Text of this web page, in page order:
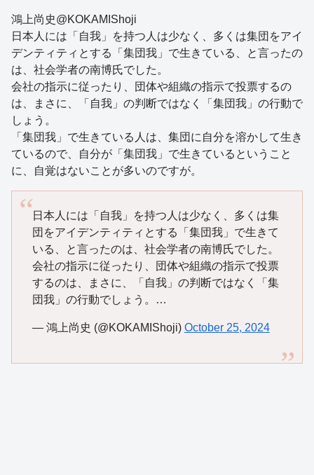
鴻上尚史@KOKAMIShoji
日本人には「自我」を持つ人は少なく、多くは集団をアイ
デンティティとする「集団我」で生きている、と言ったの
は、社会学者の南博氏でした。
会社の指示に従ったり、団体や組織の指示で投票するの
は、まさに、「自我」の判断ではなく「集団我」の行動で
しょう。
「集団我」で生きている人は、集団に自分を溶かして生き
ているので、自分が「集団我」で生きているということ
に、自覚はないことが多いのですが。
日本人には「自我」を持つ人は少なく、多くは集
団をアイデンティティとする「集団我」で生きて
いる、と言ったのは、社会学者の南博氏でした。
会社の指示に従ったり、団体や組織の指示で投票
するのは、まさに、「自我」の判断ではなく「集
団我」の行動でしょう。…
— 鴻上尚史 (@KOKAMIShoji) October 25, 2024